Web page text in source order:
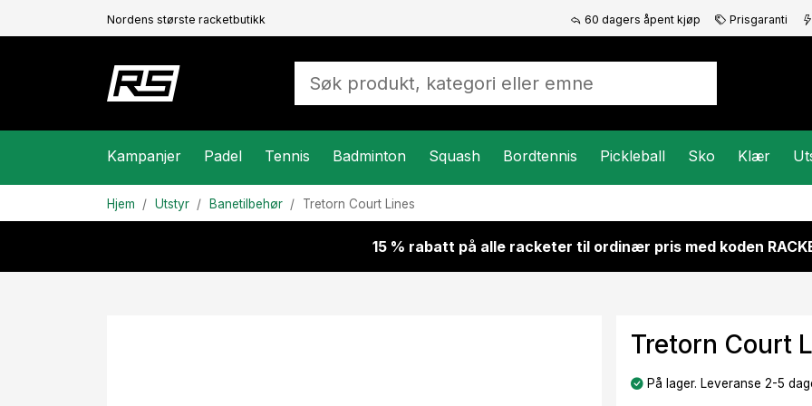
Nordens største racketbutikk 60 dagers åpent kjøp Prisgaranti
Kampanjer Padel Tennis Badminton Squash Bordtennis Pickleball Sko Klær
Hjem Utstyr Banetilbehør Tretorn Court Lines
15 % rabatt på alle racketer til ordinær pris med koden
Tretorn Court
På lager. Leveranse 2-5